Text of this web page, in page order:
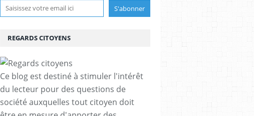
REGARDS CITOYENS
Ce blog est destiné à stimuler l'intérêt
du lecteur pour des questions de
société auxquelles tout citoyen doit